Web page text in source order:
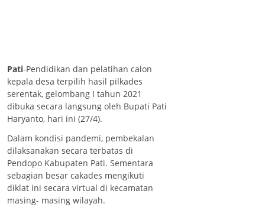
Pati-Pendidikan dan pelatihan calon
kepala desa terpilih hasil pilkades
serentak, gelombang I tahun 2021
dibuka secara langsung oleh Bupati Pati
Haryanto, hari ini (27/4).
Dalam kondisi pandemi, pembekalan
dilaksanakan secara terbatas di
Pendopo Kabupaten Pati. Sementara
sebagian besar cakades mengikuti
diklat ini secara virtual di kecamatan
masing- masing wilayah.